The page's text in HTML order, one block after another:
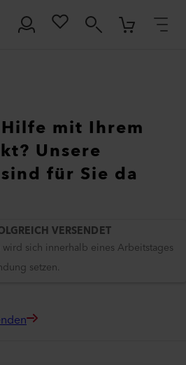
mit Ihrem
Unsere
für Sie da
VERSENDET
wird sich innerhalb eines Arbeitstages
setzen.